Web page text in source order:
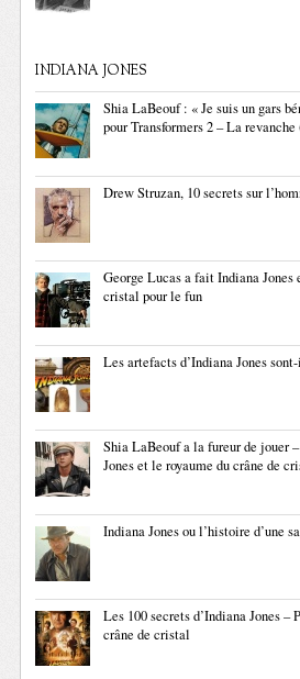
INDIANA JONES
Shia LaBeouf : « Je suis un gars
pour Transformers 2 – La revanche
Drew Struzan, 10 secrets sur
George Lucas a fait Indiana Jones
cristal pour le fun
Les artefacts d’Indiana Jones
Shia LaBeouf a la fureur de jouer
Jones et le royaume du crâne de
Indiana Jones ou l’histoire d’une
Les 100 secrets d’Indiana Jones –
crâne de cristal